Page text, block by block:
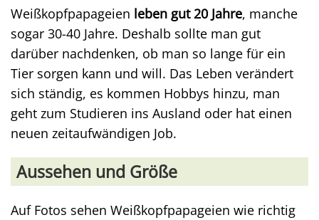
Weißkopfpapageien leben gut 20 Jahre, manche
sogar 30-40 Jahre. Deshalb sollte man gut
darüber nachdenken, ob man so lange für ein
Tier sorgen kann und will. Das Leben verändert
sich ständig, es kommen Hobbys hinzu, man
geht zum Studieren ins Ausland oder hat einen
neuen zeitaufwändigen Job.
Aussehen und Größe
Auf Fotos sehen Weißkopfpapageien wie richtig